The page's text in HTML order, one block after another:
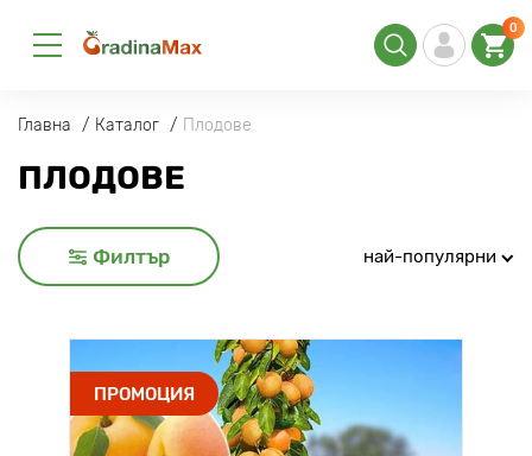
0
Главна Каталог Плодове
ПЛОДОВЕ
Филтър най-популярни
ПРОМОЦИЯ